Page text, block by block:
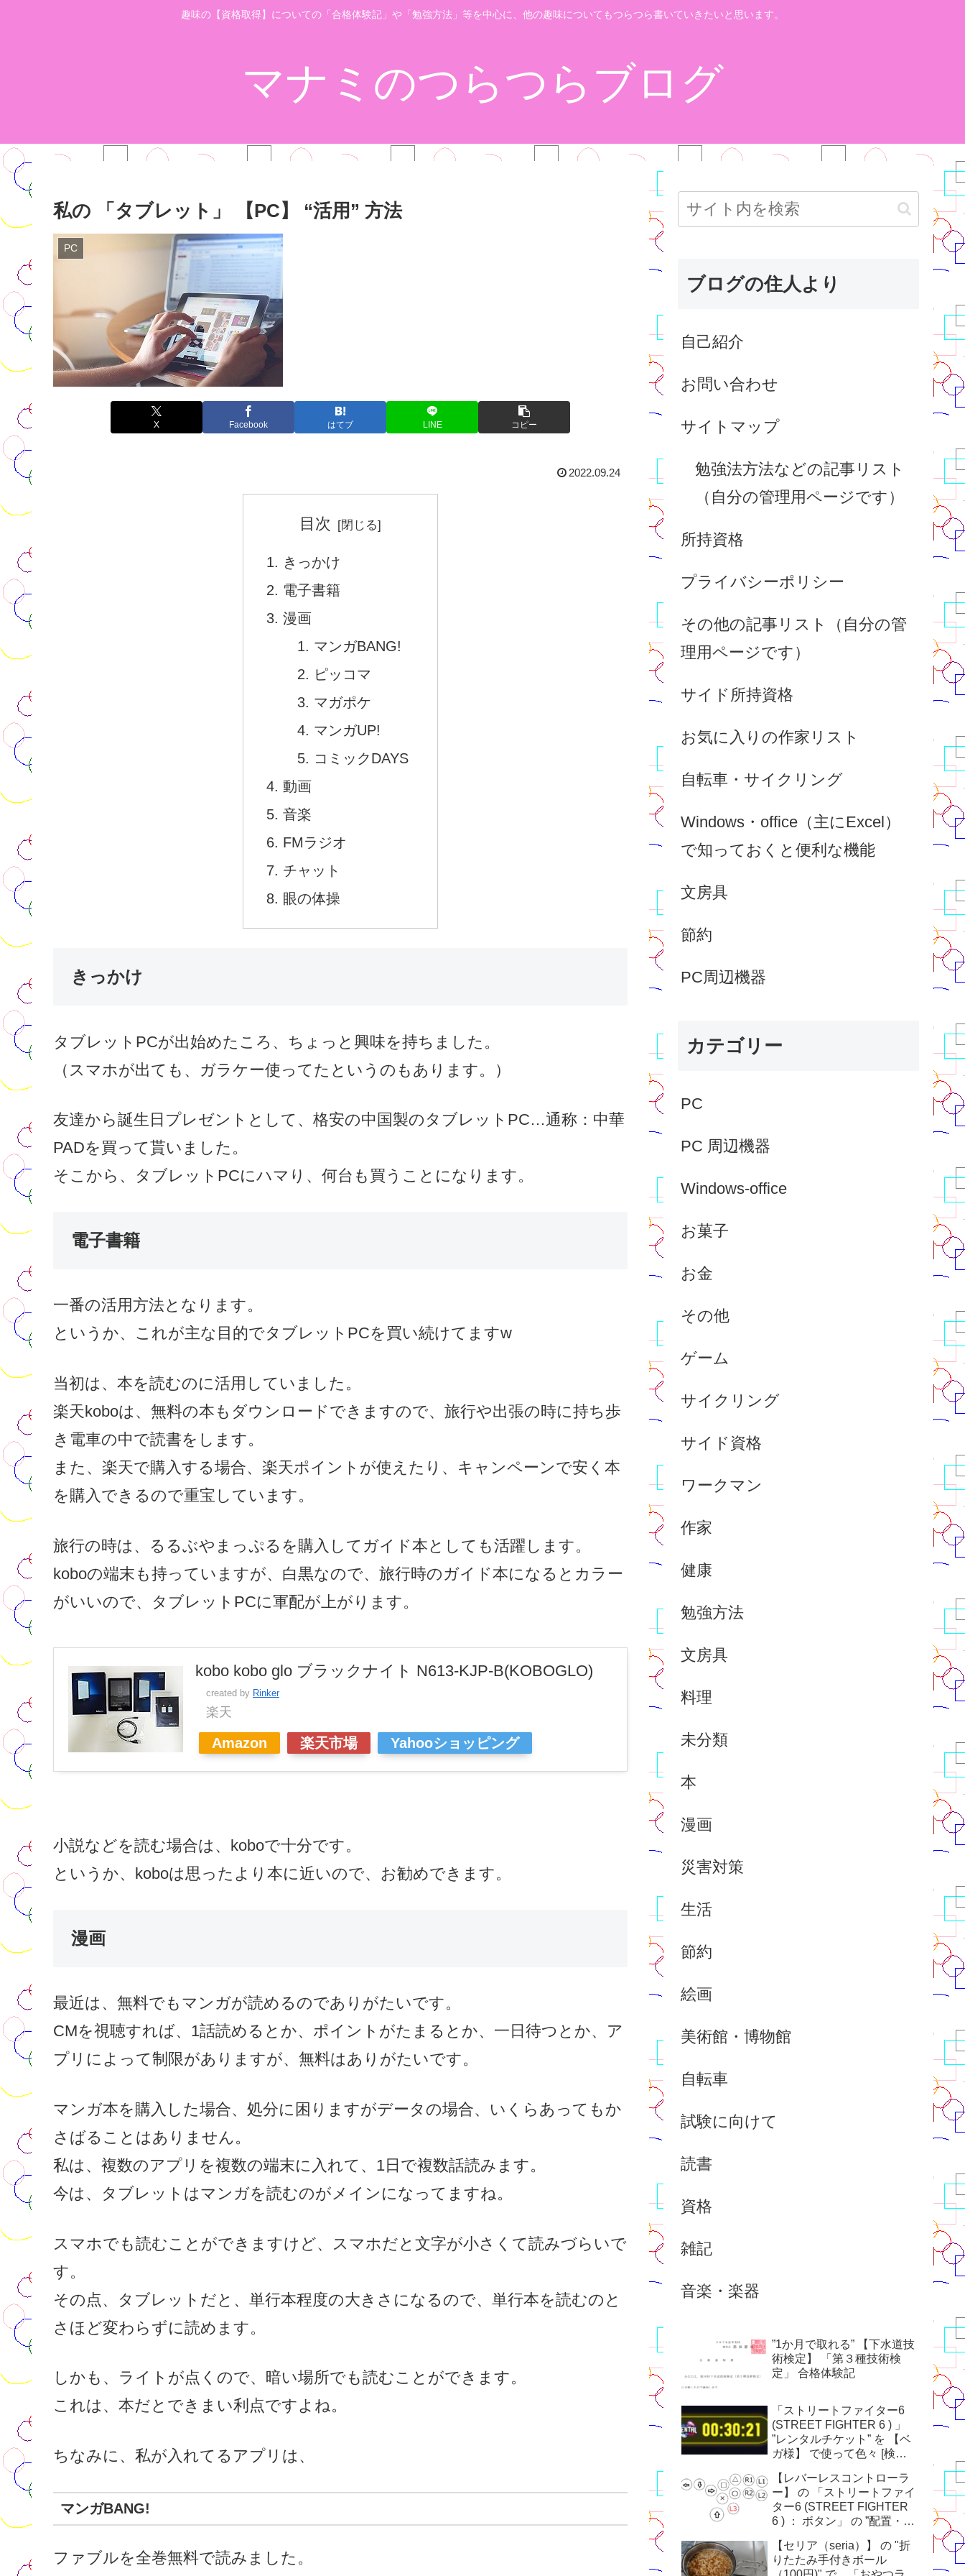
趣味の【資格取得】についての「合格体験記」や「勉強方法」等を中心に、他の趣味についてもつらつら書いていきたいと思います。
マナミのつらつらブログ
私の 「タブレット」 【PC】 “活用” 方法
PC
X Facebook はてブ LINE コピー
2022.09.24
目次
きっかけ
電子書籍
漫画
マンガBANG!
ピッコマ
マガポケ
マンガUP!
コミックDAYS
動画
音楽
FMラジオ
チャット
眼の体操
きっかけ
タブレットPCが出始めたころ、ちょっと興味を持ちました。
（スマホが出ても、ガラケー使ってたというのもあります。）
友達から誕生日プレゼントとして、格安の中国製のタブレットPC…通称：中華
PADを買って貰いました。
そこから、タブレットPCにハマり、何台も買うことになります。
電子書籍
一番の活用方法となります。
というか、これが主な目的でタブレットPCを買い続けてますw
当初は、本を読むのに活用していました。
楽天koboは、無料の本もダウンロードできますので、旅行や出張の時に持ち歩
き電車の中で読書をします。
また、楽天で購入する場合、楽天ポイントが使えたり、キャンペーンで安く本
を購入できるので重宝しています。
旅行の時は、るるぶやまっぷるを購入してガイド本としても活躍します。
koboの端末も持っていますが、白黒なので、旅行時のガイド本になるとカラー
がいいので、タブレットPCに軍配が上がります。
kobo kobo glo ブラックナイト N613-KJP-B(KOBOGLO)
created by Rinker
楽天
Amazon 楽天市場 Yahooショッピング
小説などを読む場合は、koboで十分です。
というか、koboは思ったより本に近いので、お勧めできます。
漫画
最近は、無料でもマンガが読めるのでありがたいです。
CMを視聴すれば、1話読めるとか、ポイントがたまるとか、一日待つとか、ア
プリによって制限がありますが、無料はありがたいです。
マンガ本を購入した場合、処分に困りますがデータの場合、いくらあってもか
さばることはありません。
私は、複数のアプリを複数の端末に入れて、1日で複数話読みます。
今は、タブレットはマンガを読むのがメインになってますね。
スマホでも読むことができますけど、スマホだと文字が小さくて読みづらいで
す。
その点、タブレットだと、単行本程度の大きさになるので、単行本を読むのと
さほど変わらずに読めます。
しかも、ライトが点くので、暗い場所でも読むことができます。
これは、本だとできまい利点ですよね。
ちなみに、私が入れてるアプリは、
マンガBANG!
ファブルを全巻無料で読みました。
ブログの住人より
自己紹介
お問い合わせ
サイトマップ
勉強法方法などの記事リスト
（自分の管理用ページです）
所持資格
プライバシーポリシー
その他の記事リスト（自分の管
理用ページです）
サイド所持資格
お気に入りの作家リスト
自転車・サイクリング
Windows・office（主にExcel）
で知っておくと便利な機能
文房具
節約
PC周辺機器
カテゴリー
PC
PC 周辺機器
Windows-office
お菓子
お金
その他
ゲーム
サイクリング
サイド資格
ワークマン
作家
健康
勉強方法
文房具
料理
未分類
本
漫画
災害対策
生活
節約
絵画
美術館・博物館
自転車
試験に向けて
読書
資格
雑記
音楽・楽器
”1か月で取れる” 【下水道技
術検定】 「第３種技術検
定」 合格体験記
「ストリートファイター6
(STREET FIGHTER 6 ) 」
”レンタルチケット” を 【ベ
ガ様】 で使って色々 [検証]
【レバーレスコントローラ
ー】 の 「ストリートファイ
ター6 (STREET FIGHTER
6 ) ： ボタン」 の ”配置・割
【セリア（seria）】 の "折
りたたみ手付きボール